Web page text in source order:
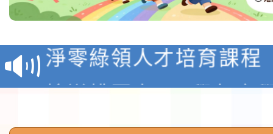
教育部校安中心白海豚
報
淨零綠領人才培育課程
檢送桃園市115學年度
115年食農教育專業人